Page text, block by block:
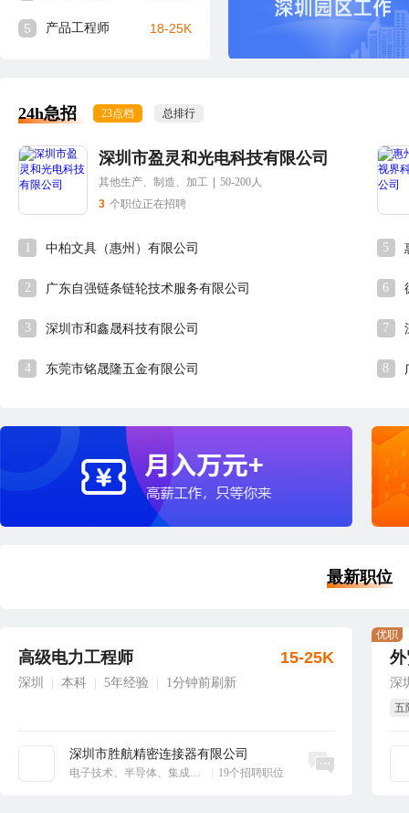
5 产品工程师 18-25K
24h急招 23点档 总排行
深圳市盈灵和光电科技有限公司
其他生产、制造、加工
50-200人
3 个职位正在招聘
1 中柏文具（惠州）有限公司
2 广东自强链条链轮技术服务有限公司
3 深圳市和鑫晟科技有限公司
4 东莞市铭晟隆五金有限公司
5
6
7
8
最新职位
高级电力工程师
深圳 本科 5年经验 1分钟前刷新
深圳市胜航精密连接器有限公司
电子技术、半导体、集成电路 19个招聘职位
15-25K
立即沟通
深
五
优职